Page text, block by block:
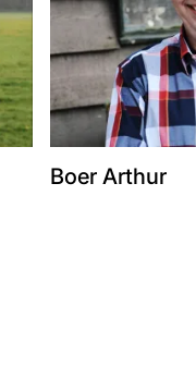
Boer Arthur